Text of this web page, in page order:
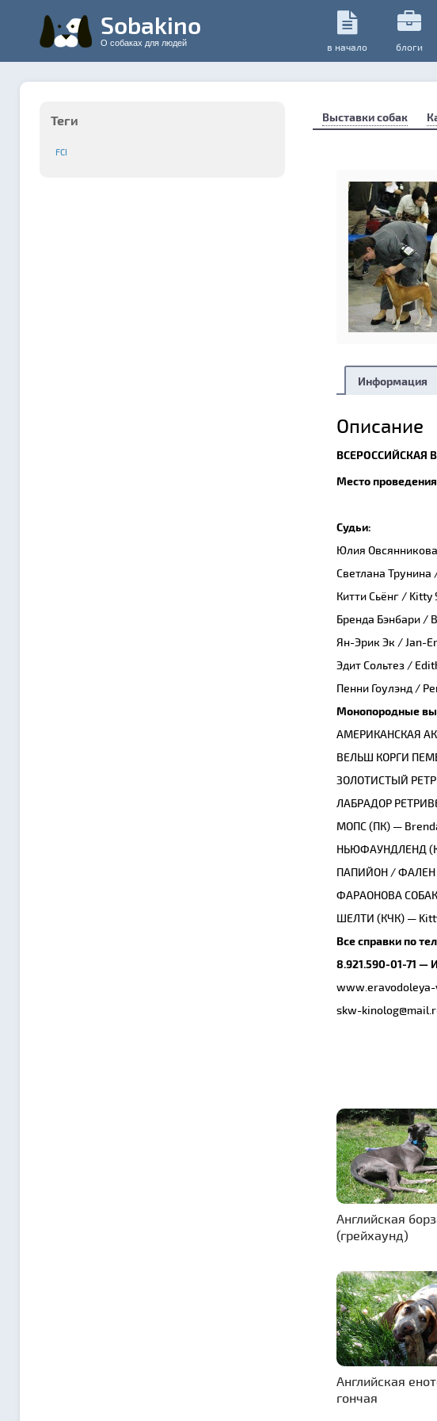
Sobakino
О собаках для людей в начало блоги
Теги
FCI
Выставки собак
Информация
Описание
ВСЕРОССИЙСКАЯ
Место
Судьи:
Юлия
Светлана
Китти Сьёнг /
Бренда Бэнбари /
Ян-Эрик Эк / Jan-
Эдит Сольтез /
Пенни Гоулэнд /
Монопородные
АМЕРИКАНСКАЯ
ВЕЛЬШ КОРГИ
ЗОЛОТИСТЫЙ
ЛАБРАДОР
МОПС (ПК) —
НЬЮФАУНДЛЕНД
ПАПИЙОН / ФАЛЕН
ФАРАОНОВА
ШЕЛТИ (КЧК) —
Все справки по
8.921.590-01-71 —
www.eravodoleya-
skw-
Английская
(грейхаунд)
Английская
гончая